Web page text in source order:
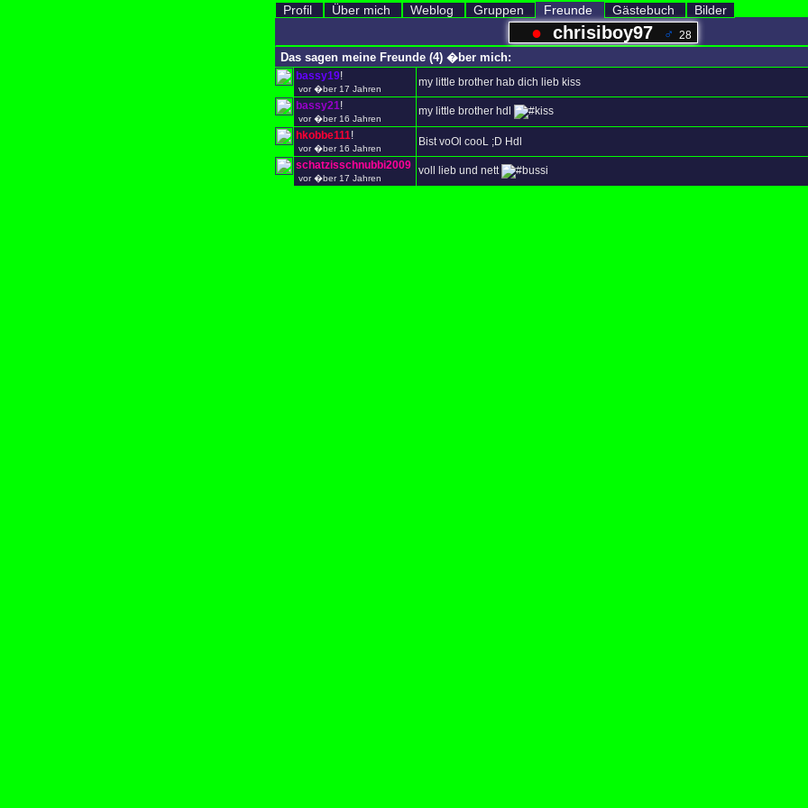
Profil Über mich Weblog Gruppen Freunde Gästebuch Bilder
● chrisiboy97 ♂ 28
Das sagen meine Freunde (4) �ber mich:
bassy19!
vor �ber 17 Jahren
my little brother hab dich lieb kiss
bassy21!
vor �ber 16 Jahren
my little brother hdl
hkobbe111!
vor �ber 16 Jahren
Bist voOl cooL ;D Hdl
schatzisschnubbi2009
vor �ber 17 Jahren
voll lieb und nett